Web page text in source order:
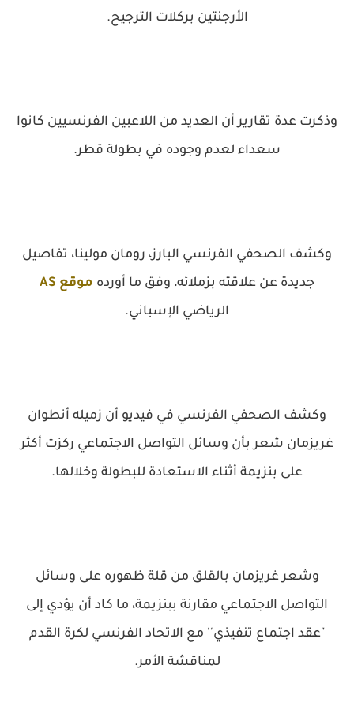
الأرجنتين بركلات الترجيح.
وذكرت عدة تقارير أن العديد من اللاعبين الفرنسيين كانوا
سعداء لعدم وجوده في بطولة قطر.
وكشف الصحفي الفرنسي البارز، رومان مولينا، تفاصيل
جديدة عن علاقته بزملائه، وفق ما أورده موقع AS
الرياضي الإسباني.
وكشف الصحفي الفرنسي في فيديو أن زميله أنطوان
غريزمان شعر بأن وسائل التواصل الاجتماعي ركزت أكثر
على بنزيمة أثناء الاستعادة للبطولة وخلالها.
وشعر غريزمان بالقلق من قلة ظهوره على وسائل
التواصل الاجتماعي مقارنة ببنزيمة، ما كاد أن يؤدي إلى
"عقد اجتماع تنفيذي'' مع الاتحاد الفرنسي لكرة القدم
لمناقشة الأمر.